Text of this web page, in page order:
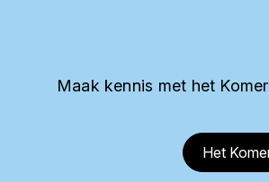
Maak kennis met het
Het